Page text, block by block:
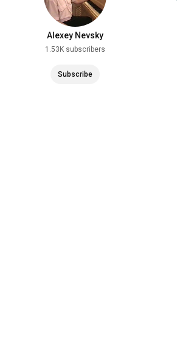
Alexey Nevsky
1.53K subscribers
Subscribe